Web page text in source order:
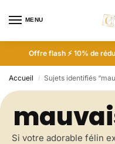
MENU
Offre flash ⚡ 10% de
Accueil / Sujets identifiés
Si votre adorable félin